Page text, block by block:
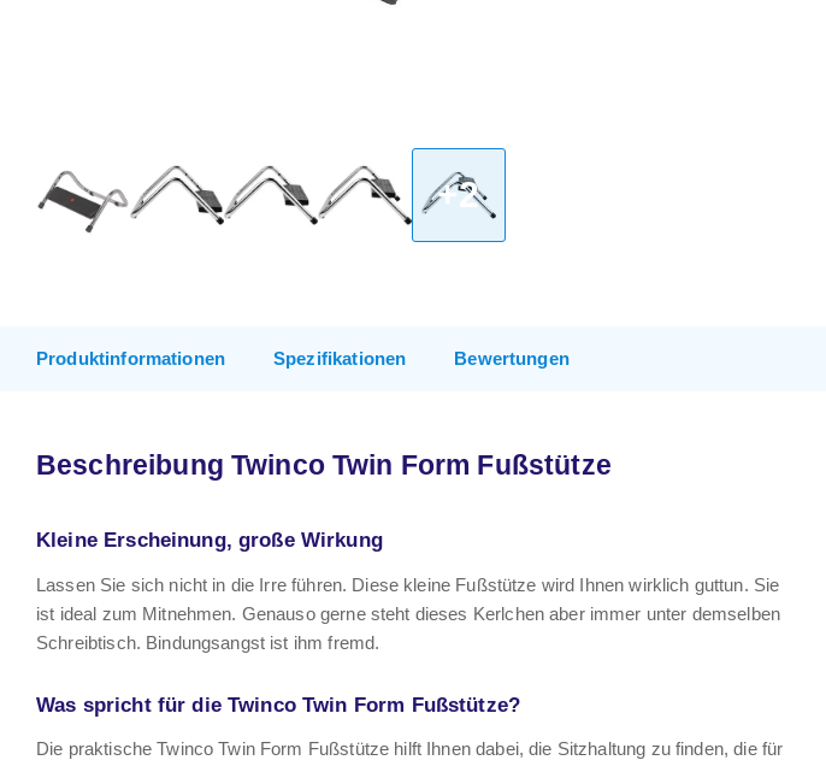
+2
Produktinformationen Spezifikationen Bewertungen
Beschreibung Twinco Twin Form Fußstütze
Kleine Erscheinung, große Wirkung
Lassen Sie sich nicht in die Irre führen. Diese kleine Fußstütze wird Ihnen wirklich guttun. Sie
ist ideal zum Mitnehmen. Genauso gerne steht dieses Kerlchen aber immer unter demselben
Schreibtisch. Bindungsangst ist ihm fremd.
Was spricht für die Twinco Twin Form Fußstütze?
Die praktische Twinco Twin Form Fußstütze hilft Ihnen dabei, die Sitzhaltung zu finden, die für